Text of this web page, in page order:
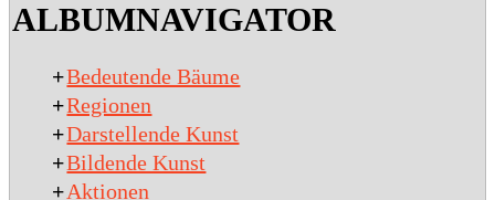
15
ALBUMNAVIGATOR
+Bedeutende Bäume
+Regionen
+Darstellende Kunst
+Bildende Kunst
+Aktionen